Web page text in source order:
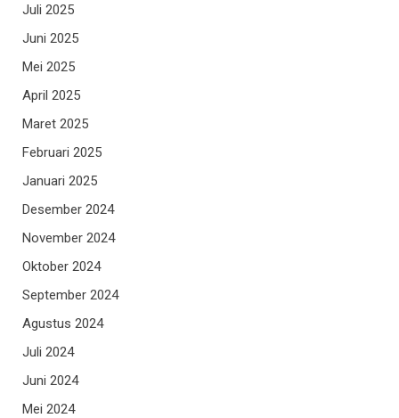
Juli 2025
Juni 2025
Mei 2025
April 2025
Maret 2025
Februari 2025
Januari 2025
Desember 2024
November 2024
Oktober 2024
September 2024
Agustus 2024
Juli 2024
Juni 2024
Mei 2024